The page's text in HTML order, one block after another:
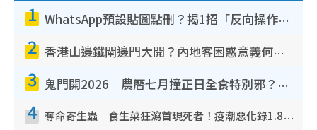
1 WhatsApp預設貼圖點刪？揭1招「反向操作」還原簡潔介面 附3步實測教學
2 香港山邊鐵閘邊門大開？內地客困惑意義何在！網民神回覆：呢種叫法理性防禦
3 鬼門開2026｜農曆七月撞正日全食特別邪？專家警告切忌做一事！揭4大禁忌+2招保平安
4 奪命寄生蟲｜食生菜狂瀉首現死者！疫潮惡化錄1.8萬宗病例 揭洗菜3大謬誤